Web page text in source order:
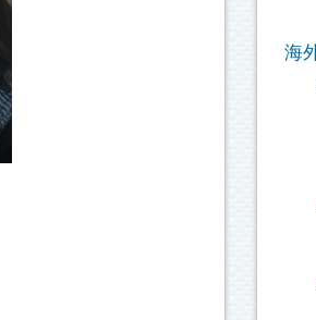
海